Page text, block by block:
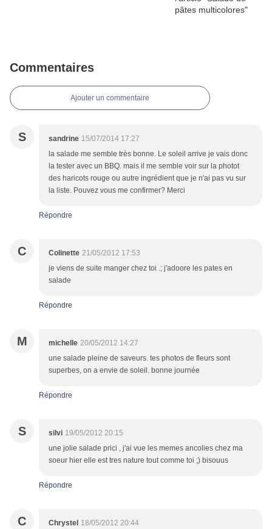
Commentaires
Ajouter un commentaire
S sandrine 15/07/2014 17:27
la salade me semble très bonne. Le soleil arrive je vais donc
la tester avec un BBQ. mais il me semble voir sur la photot
des haricots rouge ou autre ingrédient que je n'ai pas vu sur
la liste. Pouvez vous me confirmer? Merci
Répondre
C Colinette 21/05/2012 17:53
je viens de suite manger chez toi .; j'adoore les pates en
salade
Répondre
M michelle 20/05/2012 14:27
une salade pleine de saveurs. tes photos de fleurs sont
superbes, on a envie de soleil. bonne journée
Répondre
S silvi 19/05/2012 20:15
une jolie salade prici , j'ai vue les memes ancolies chez ma
soeur hier elle est tres nature tout comme toi ;) bisouus
Répondre
C Chrystel 18/05/2012 20:44